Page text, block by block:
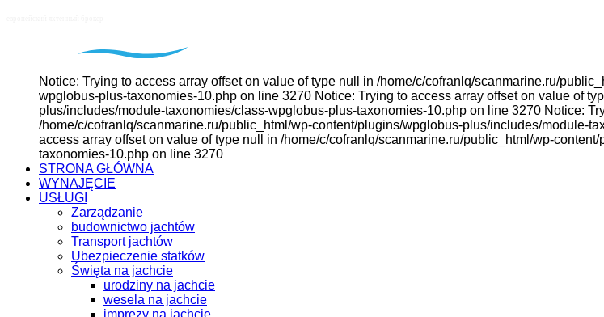
Notice: Trying to access array offset on value of type null in /home/c/cofranlq/scanmarine.ru/
wpglobus-plus-taxonomies-10.php on line 3270 Notice: Trying to access array offset on value of
plus/includes/module-taxonomies/class-wpglobus-plus-taxonomies-10.php on line 3270 Notice:
/home/c/cofranlq/scanmarine.ru/public_html/wp-content/plugins/wpglobus-plus/includes/module-
access array offset on value of type null in /home/c/cofranlq/scanmarine.ru/public_html/wp-
taxonomies-10.php on line 3270
STRONA GŁÓWNA
WYNAJĘCIE
USŁUGI
Zarządzanie
budownictwo jachtów
Transport jachtów
Ubezpieczenie statków
Święta na jachcie
urodziny na jachcie
wesela na jachcie
imprezy na jachcie